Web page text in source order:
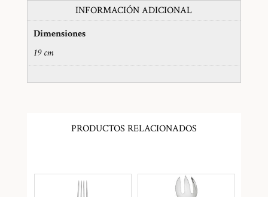
INFORMACIÓN ADICIONAL
Dimensiones
19 cm
PRODUCTOS RELACIONADOS